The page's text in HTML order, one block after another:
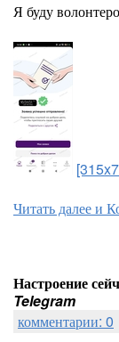
Я буду
Читать далее и
Настроение
Telegram
комментарии: 0